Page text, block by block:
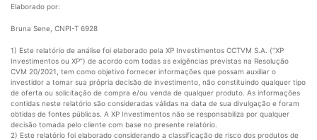
Elaborado por:
Bruna Sene, CNPI-T 6928
1) Este relatório de análise foi elaborado pela XP Investimentos CCTVM S.A. (“XP
Investimentos ou XP”) de acordo com todas as exigências previstas na Resolução
CVM 20/2021, tem como objetivo fornecer informações que possam auxiliar o
investidor a tomar sua própria decisão de investimento, não constituindo qualquer tipo
de oferta ou solicitação de compra e/ou venda de qualquer produto. As informações
contidas neste relatório são consideradas válidas na data de sua divulgação e foram
obtidas de fontes públicas. A XP Investimentos não se responsabiliza por qualquer
decisão tomada pelo cliente com base no presente relatório.
2) Este relatório foi elaborado considerando a classificação de risco dos produtos de